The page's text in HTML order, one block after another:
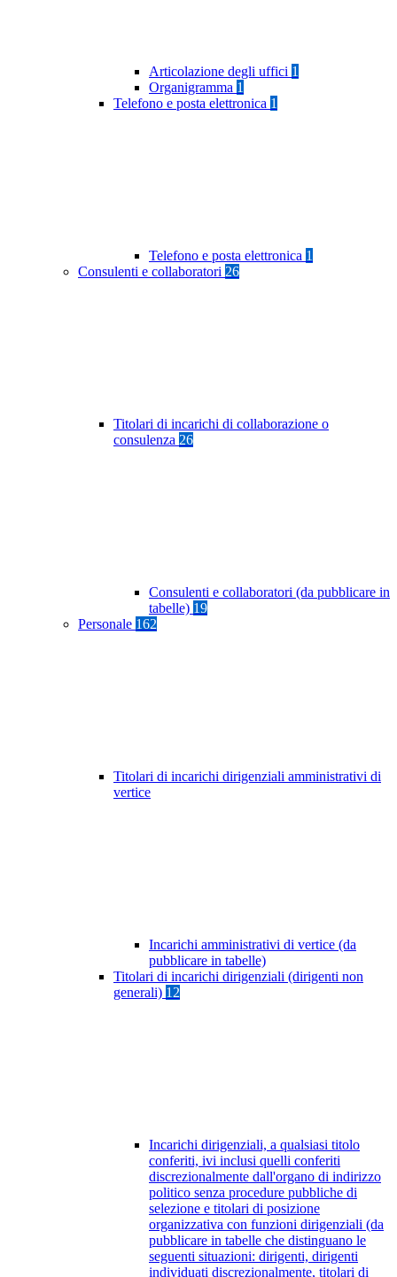
Articolazione degli uffici 1
Organigramma 1
Telefono e posta elettronica 1
Telefono e posta elettronica 1
Consulenti e collaboratori 26
Titolari di incarichi di collaborazione o
consulenza 26
Consulenti e collaboratori (da pubblicare in
tabelle) 19
Personale 162
Titolari di incarichi dirigenziali amministrativi di
vertice
Incarichi amministrativi di vertice (da
pubblicare in tabelle)
Titolari di incarichi dirigenziali (dirigenti non
generali) 12
Incarichi dirigenziali, a qualsiasi titolo
conferiti, ivi inclusi quelli conferiti
discrezionalmente dall'organo di indirizzo
politico senza procedure pubbliche di
selezione e titolari di posizione
organizzativa con funzioni dirigenziali (da
pubblicare in tabelle che distinguano le
seguenti situazioni: dirigenti, dirigenti
individuati discrezionalmente, titolari di